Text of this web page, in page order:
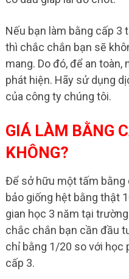
Nếu bạn làm bằng cấp 3
thì chắc chắn bạn sẽ
mang. Do đó, để an
phát hiện. Hãy sử dụng
của công ty chúng tôi.
GIÁ LÀM BẰNG
KHÔNG?
Để sở hữu một tấm bằng
bảo giống hệt bằng thật
gian học 3 năm tại
chắc chắn bạn cần đầu
chỉ bằng 1/20 so với học
cấp 3.